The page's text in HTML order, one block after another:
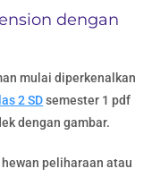
dengan
mulai diperkenalkan
2 SDsemester 1 pdf
dengan gambar.
peliharaan atau